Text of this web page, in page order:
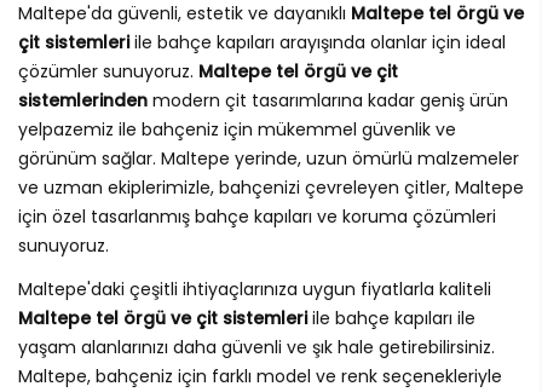
Maltepe'da güvenli, estetik ve dayanıklı Maltepe tel örgü ve
çit sistemleriile bahçe kapıları arayışında olanlar için ideal
çözümler sunuyoruz. Maltepe tel örgü ve çit
sistemlerinden modern çit tasarımlarına kadar geniş ürün
yelpazemiz ile bahçeniz için mükemmel güvenlik ve
görünüm sağlar. Maltepe yerinde, uzun ömürlü malzemeler
ve uzman ekiplerimizle, bahçenizi çevreleyen çitler, Maltepe
için özel tasarlanmış bahçe kapıları ve koruma çözümleri
sunuyoruz.
Maltepe'daki çeşitli ihtiyaçlarınıza uygun fiyatlarla kaliteli
Maltepe tel örgü ve çit sistemleriile bahçe kapıları ile
yaşam alanlarınızı daha güvenli ve şık hale getirebilirsiniz.
Maltepe, bahçeniz için farklı model ve renk seçenekleriyle